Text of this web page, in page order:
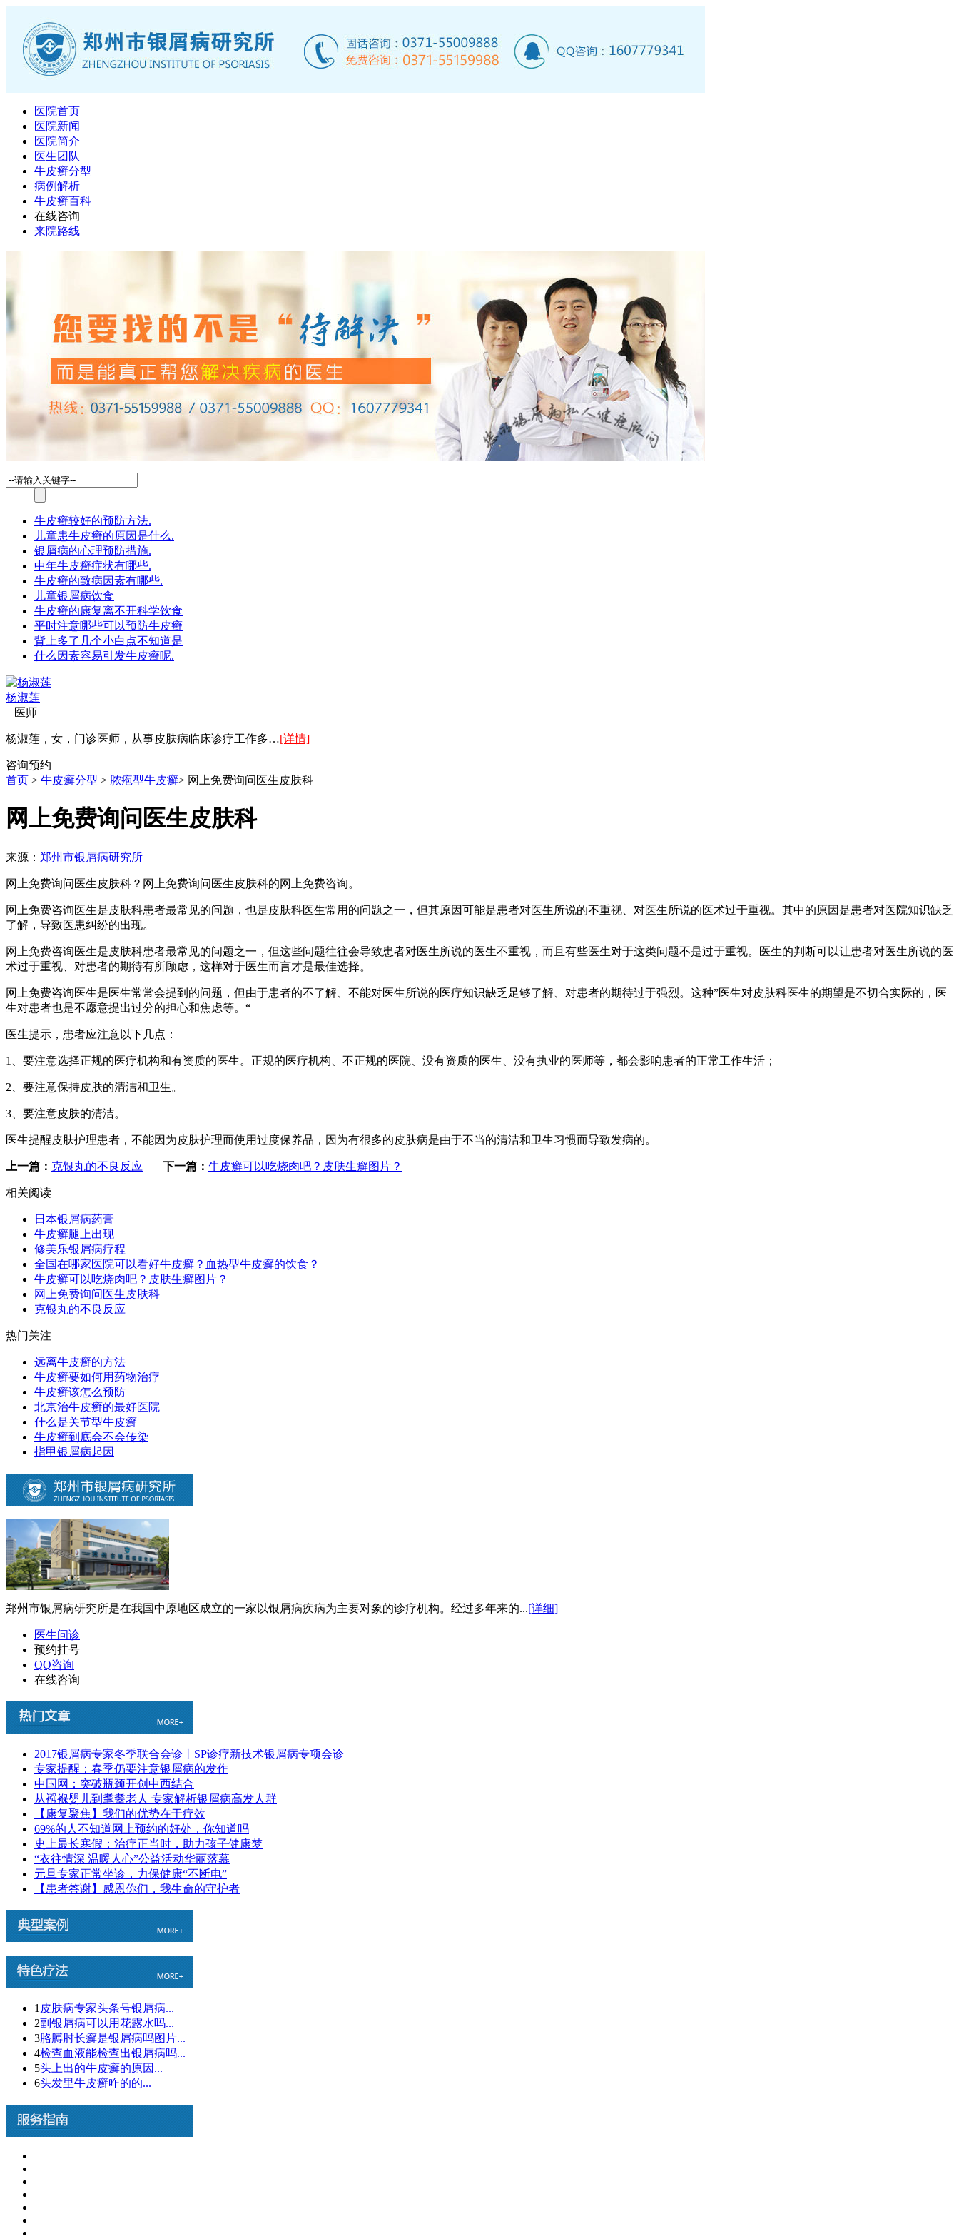
医院首页
医院新闻
医院简介
医生团队
牛皮癣分型
病例解析
牛皮癣百科
在线咨询
来院路线
牛皮癣较好的预防方法.
儿童患牛皮癣的原因是什么.
银屑病的心理预防措施.
中年牛皮癣症状有哪些.
牛皮癣的致病因素有哪些.
儿童银屑病饮食
牛皮癣的康复离不开科学饮食
平时注意哪些可以预防牛皮癣
背上多了几个小白点不知道是
什么因素容易引发牛皮癣呢.
杨淑莲
医师
杨淑莲，女，门诊医师，从事皮肤病临床诊疗工作多…[详情]
咨询预约
首页 > 牛皮癣分型 > 脓疱型牛皮癣> 网上免费询问医生皮肤科
网上免费询问医生皮肤科
来源： 郑州市银屑病研究所
网上免费询问医生皮肤科？网上免费询问医生皮肤科的网上免费咨询。
网上免费咨询医生是皮肤科患者最常见的问题，也是皮肤科医生常用的问题之一，但其原因可能是患者对医生所说的不重视、对医生所说的医术过于重视。其中的原因是患者对医院知识缺乏
了解，导致医患纠纷的出现。
网上免费咨询医生是皮肤科患者最常见的问题之一，但这些问题往往会导致患者对医生所说的医生不重视，而且有些医生对于这类问题不是过于重视。医生的判断可以让患者对医生所说的医
术过于重视、对患者的期待有所顾虑，这样对于医生而言才是最佳选择。
网上免费咨询医生是医生常常会提到的问题，但由于患者的不了解、不能对医生所说的医疗知识缺乏足够了解、对患者的期待过于强烈。这种”医生对皮肤科医生的期望是不切合实际的，医
生对患者也是不愿意提出过分的担心和焦虑等。“
医生提示，患者应注意以下几点：
1、要注意选择正规的医疗机构和有资质的医生。正规的医疗机构、不正规的医院、没有资质的医生、没有执业的医师等，都会影响患者的正常工作生活；
2、要注意保持皮肤的清洁和卫生。
3、要注意皮肤的清洁。
医生提醒皮肤护理患者，不能因为皮肤护理而使用过度保养品，因为有很多的皮肤病是由于不当的清洁和卫生习惯而导致发病的。
上一篇： 克银丸的不良反应 下一篇： 牛皮癣可以吃烧肉吧？皮肤生癣图片？
相关阅读
日本银屑病药膏
牛皮癣腿上出现
修美乐银屑病疗程
全国在哪家医院可以看好牛皮癣？血热型牛皮癣的饮食？
牛皮癣可以吃烧肉吧？皮肤生癣图片？
网上免费询问医生皮肤科
克银丸的不良反应
热门关注
远离牛皮癣的方法
牛皮癣要如何用药物治疗
牛皮癣该怎么预防
北京治牛皮癣的最好医院
什么是关节型牛皮癣
牛皮癣到底会不会传染
指甲银屑病起因
郑州市银屑病研究所是在我国中原地区成立的一家以银屑病疾病为主要对象的诊疗机构。经过多年来的...[详细]
医生问诊
预约挂号
QQ咨询
在线咨询
2017银屑病专家冬季联合会诊丨SP诊疗新技术银屑病专项会诊
专家提醒：春季仍要注意银屑病的发作
中国网：突破瓶颈开创中西结合
从襁褓婴儿到耄耋老人 专家解析银屑病高发人群
【康复聚焦】我们的优势在于疗效
69%的人不知道网上预约的好处，你知道吗
史上最长寒假：治疗正当时，助力孩子健康梦
“衣往情深 温暖人心”公益活动华丽落幕
元旦专家正常坐诊，力保健康“不断电”
【患者答谢】感恩你们，我生命的守护者
1 皮肤病专家头条号银屑病...
2副银屑病可以用花露水吗...
3胳膊肘长癣是银屑病吗图片...
4检查血液能检查出银屑病吗...
5头上出的牛皮癣的原因...
6头发里牛皮癣咋的的...